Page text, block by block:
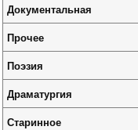
Документальная
Прочее
Поэзия
Драматургия
Старинное